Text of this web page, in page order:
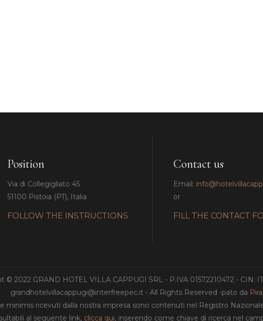
Position
Via di Collegigliato 45
51100 Pistoia (PT), Italia
FOLLOW THE INSTRUCTIONS
Contact us
Email:
or
FILL THE CONTACT
© 2022 GRAND HOTEL VILLA CAPPUGI SRL - P.IVA 01572210472 - CIN:
grandhotelvillacappugi@interfreepec.it - All Rights Reserved -pato da
minimis ricevuti dalla nostra impresa sono contenuti nel Registro
al seguente link, clicca qui, inserendo come chiave di ricerca nel